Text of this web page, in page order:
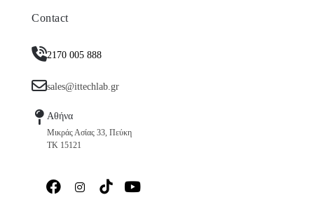
Contact
2170 005 888
sales@ittechlab.gr
Αθήνα
Μικράς Ασίας 33, Πεύκη
ΤΚ 15121